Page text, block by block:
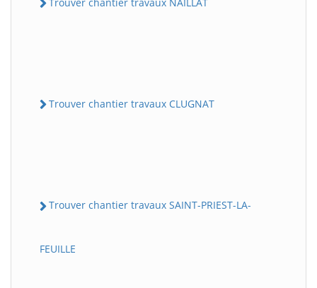
Trouver chantier travaux CLUGNAT
Trouver chantier travaux SAINT-PRIEST-LA-
FEUILLE